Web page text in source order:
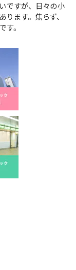
ですが、日々の小
ます。焦らず、
す。